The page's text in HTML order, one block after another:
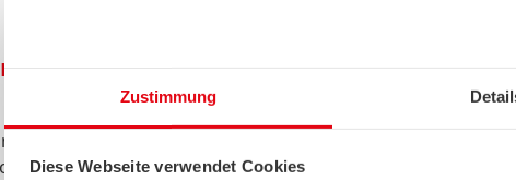
Zustimmung
Diese Webseite verwendet Cookies
sichern!
mit einer fertiggestellten Anlage erhalten
Fonds. Einfach Förderantrag bei der proNatur